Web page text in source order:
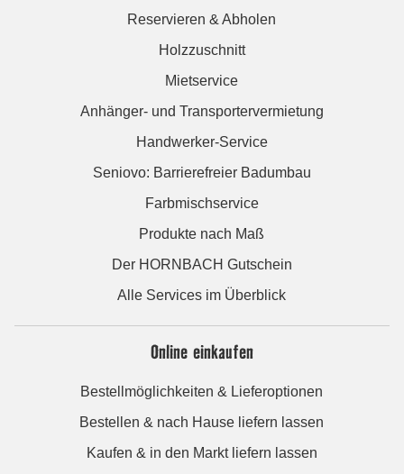
Reservieren & Abholen
Holzzuschnitt
Mietservice
Anhänger- und Transportervermietung
Handwerker-Service
Seniovo: Barrierefreier Badumbau
Farbmischservice
Produkte nach Maß
Der HORNBACH Gutschein
Alle Services im Überblick
Online einkaufen
Bestellmöglichkeiten & Lieferoptionen
Bestellen & nach Hause liefern lassen
Kaufen & in den Markt liefern lassen